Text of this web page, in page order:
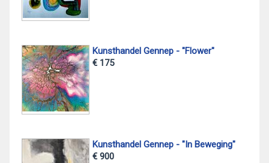
Kunsthandel Gennep - "Flower"
€ 175
Kunsthandel Gennep - "In Beweging"
€ 900